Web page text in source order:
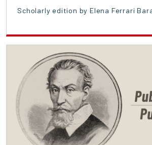
Scholarly edition by Elena Ferrari